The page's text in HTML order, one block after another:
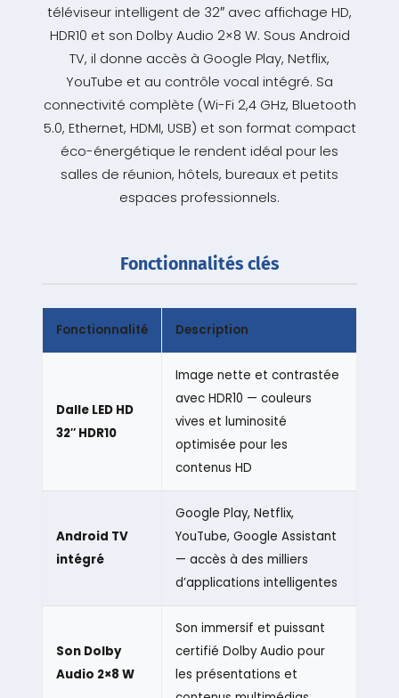
téléviseur intelligent de 32″ avec affichage HD,
HDR10 et son Dolby Audio 2×8 W. Sous Android
TV, il donne accès à Google Play, Netflix,
YouTube et au contrôle vocal intégré. Sa
connectivité complète (Wi-Fi 2,4 GHz, Bluetooth
5.0, Ethernet, HDMI, USB) et son format compact
éco-énergétique le rendent idéal pour les
salles de réunion, hôtels, bureaux et petits
espaces professionnels.
Fonctionnalités clés
Fonctionnalité Description
Dalle LED HD
32″ HDR10
Image nette et contrastée
avec HDR10 — couleurs
vives et luminosité
optimisée pour les
contenus HD
Android TV
intégré
Google Play, Netflix,
YouTube, Google Assistant
— accès à des milliers
d’applications intelligentes
Son Dolby
Audio 2×8 W
Son immersif et puissant
certifié Dolby Audio pour
les présentations et